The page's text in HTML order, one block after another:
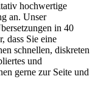
hochwertige
an. Unser
in 40
dass Sie eine
schnellen, diskreten
und
gerne zur Seite und